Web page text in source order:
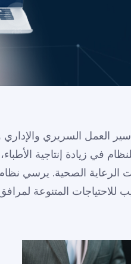
العمل السريري
في زيادة إنتاجية
المتنوعة لمرافق